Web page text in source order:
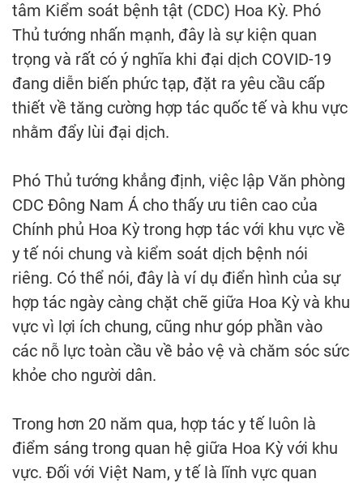
tâm Kiểm soát bệnh tật (CDC) Hoa Kỳ. Phó
Thủ tướng nhấn mạnh, đây là sự kiện quan
trọng và rất có ý nghĩa khi đại dịch COVID-19
đang diễn biến phức tạp, đặt ra yêu cầu cấp
thiết về tăng cường hợp tác quốc tế và khu vực
nhằm đẩy lùi đại dịch.
Phó Thủ tướng khẳng định, việc lập Văn phòng
CDC Đông Nam Á cho thấy ưu tiên cao của
Chính phủ Hoa Kỳ trong hợp tác với khu vực về
y tế nói chung và kiểm soát dịch bệnh nói
riêng. Có thể nói, đây là ví dụ điển hình của sự
hợp tác ngày càng chặt chẽ giữa Hoa Kỳ và khu
vực vì lợi ích chung, cũng như góp phần vào
các nỗ lực toàn cầu về bảo vệ và chăm sóc sức
khỏe cho người dân.
Trong hơn 20 năm qua, hợp tác y tế luôn là
điểm sáng trong quan hệ giữa Hoa Kỳ với khu
vực. Đối với Việt Nam, y tế là lĩnh vực quan